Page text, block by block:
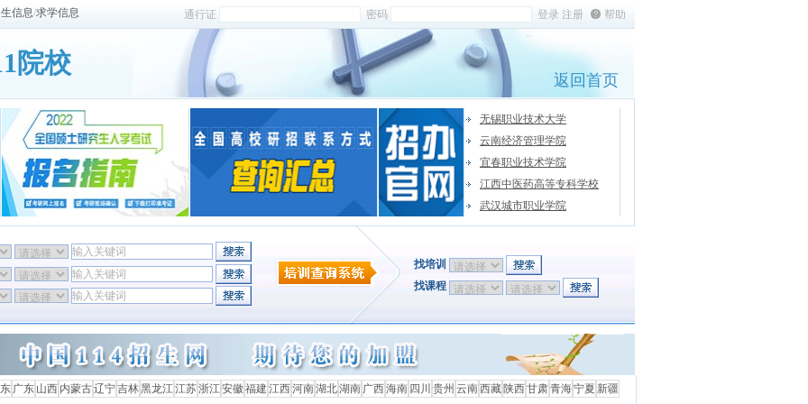
信息/求学信息 通行证 密码 帮助
院校
返回首页
无锡职业技术大学
云南经济管理学院
宜春职业技术学院
江西中医药高等专科学校
武汉城市职业学院
找培训
找课程
广东 山西 内蒙古辽宁吉林黑龙江江苏浙江安徽福建 江西河南湖北湖南 广西海南 四川 贵州 云南西藏 陕西甘肃青海宁夏 新疆